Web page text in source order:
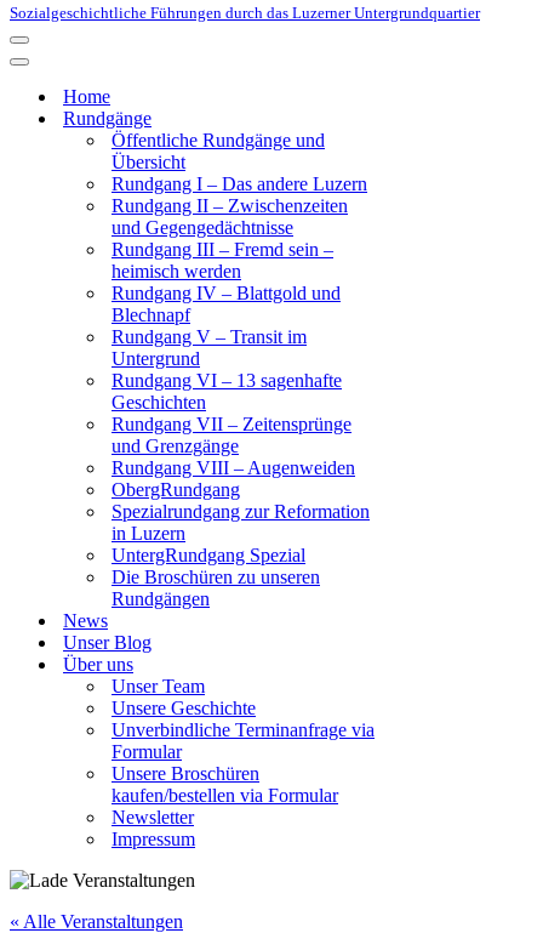
Sozialgeschichtliche Führungen durch das Luzerner Untergrundquartier
Navigationsmenü
Navigationsmenü
Home
Rundgänge
Öffentliche Rundgänge und
Übersicht
Rundgang I – Das andere Luzern
Rundgang II – Zwischenzeiten
und Gegengedächtnisse
Rundgang III – Fremd sein –
heimisch werden
Rundgang IV – Blattgold und
Blechnapf
Rundgang V – Transit im
Untergrund
Rundgang VI – 13 sagenhafte
Geschichten
Rundgang VII – Zeitensprünge
und Grenzgänge
Rundgang VIII – Augenweiden
ObergRundgang
Spezialrundgang zur Reformation
in Luzern
UntergRundgang Spezial
Die Broschüren zu unseren
Rundgängen
News
Unser Blog
Über uns
Unser Team
Unsere Geschichte
Unverbindliche Terminanfrage via
Formular
Unsere Broschüren
kaufen/bestellen via Formular
Newsletter
Impressum
« Alle Veranstaltungen